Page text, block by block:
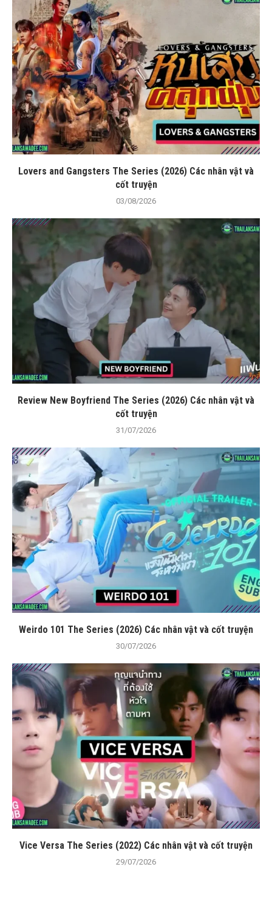
Lovers and Gangsters The Series (2026) Các nhân vật và
cốt truyện
03/08/2026
Review New Boyfriend The Series (2026) Các nhân vật và
cốt truyện
31/07/2026
Weirdo 101 The Series (2026) Các nhân vật và cốt truyện
30/07/2026
Vice Versa The Series (2022) Các nhân vật và cốt truyện
29/07/2026